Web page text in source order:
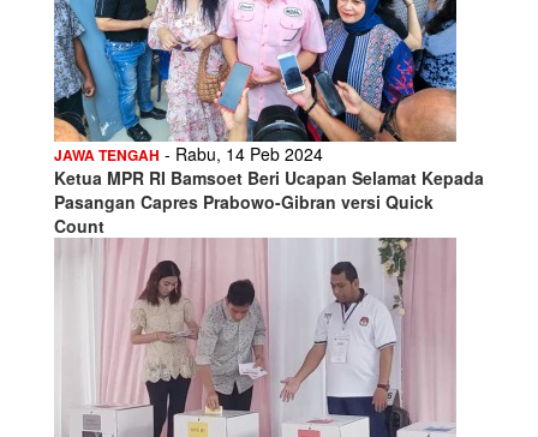
JAWA TENGAH - Rabu, 14 Peb 2024
Ketua MPR RI Bamsoet Beri Ucapan Selamat Kepada
Pasangan Capres Prabowo-Gibran versi Quick
Count